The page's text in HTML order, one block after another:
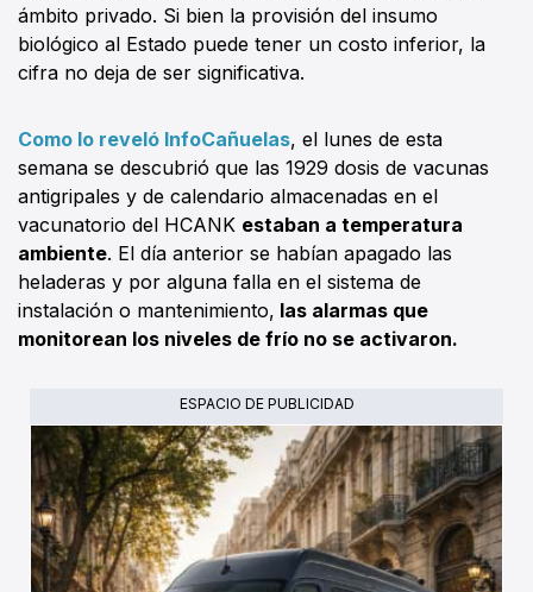
ámbito privado. Si bien la provisión del insumo
biológico al Estado puede tener un costo inferior, la
cifra no deja de ser significativa.
Como lo reveló InfoCañuelas, el lunes de esta
semana se descubrió que las 1929 dosis de vacunas
antigripales y de calendario almacenadas en el
vacunatorio del HCANK estaban a temperatura
ambiente. El día anterior se habían apagado las
heladeras y por alguna falla en el sistema de
instalación o mantenimiento, las alarmas que
monitorean los niveles de frío no se activaron.
ESPACIO DE PUBLICIDAD